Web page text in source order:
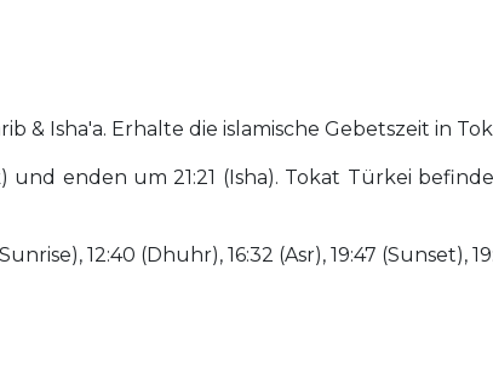
& Isha'a. Erhalte die islamische Gebetszeit in
enden um 21:21 (Isha). Tokat Türkei
12:40 (Dhuhr), 16:32 (Asr), 19:47 (Sunset),